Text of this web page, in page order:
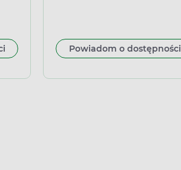
30 g (import równoległy Inpharm)
Powiadom o dostępności